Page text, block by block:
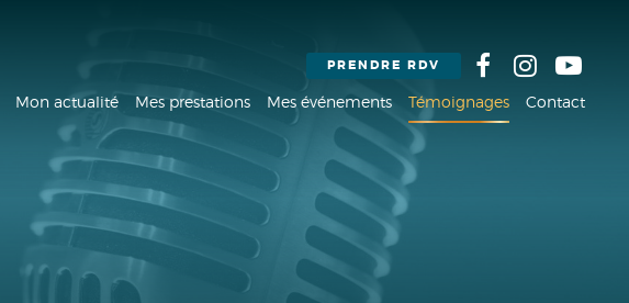
PRENDRE RDV
Mon actualité Mes prestations Mes événements Témoignages Contact